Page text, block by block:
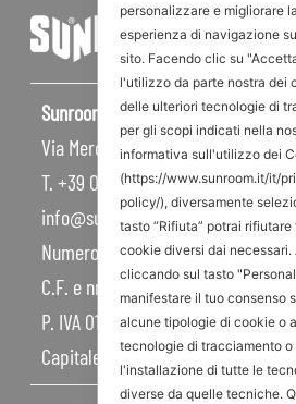
Sunroom S.p.A – Sede Legale
Via Mercadante, 10 – 47841 Cattolica
T. +39 0541 834011
info@sunroom.it
Numero REA RN – 225109
C.F. e nr. iscrizione al Registro
P. IVA 01968830404
Capitale Sociale 450.000,00 I.V.
personalizzare e migliorare
esperienza di navigazione
sito. Facendo clic su
l'utilizzo da parte nostra dei
delle ulteriori tecnologie di
per gli scopi indicati nella
informativa sull'utilizzo dei
(https://www.sunroom.it/it/
policy/), diversamente
tasto “Rifiuta” potrai rifiutare
cookie diversi dai necessari.
cliccando sul tasto
manifestare il tuo consenso
alcune tipologie di cookie o
tecnologie di tracciamento o
l'installazione di tutte le
diverse da quelle tecniche.